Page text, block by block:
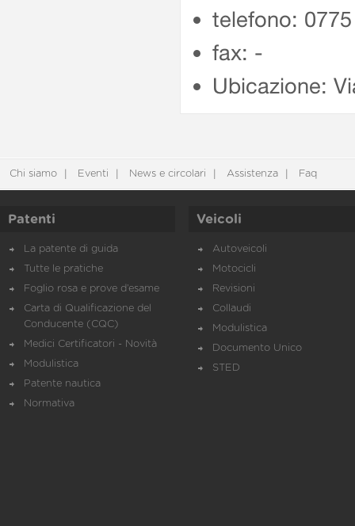
telefono:
fax: -
Ubicazione:
Chi siamo Eventi News e circolari Assistenza Faq
Patenti
La patente di guida
Tutte le pratiche
Foglio rosa e prove d’esame
Carta di Qualificazione del
Conducente (CQC)
Medici Certificatori - Novità
Modulistica
Patente nautica
Normativa
Veicoli
Autoveicoli
Motocicli
Revisioni
Collaudi
Modulistica
Documento Unico
STED